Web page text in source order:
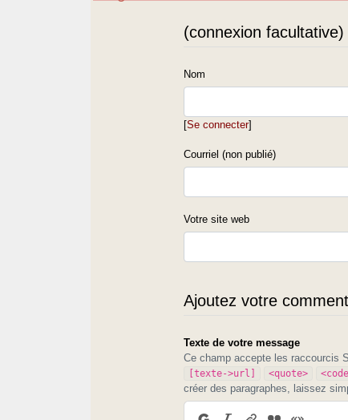
(connexion facultative)
Nom
[Se connecter]
Courriel (non publié)
Votre site web
Ajoutez votre
Texte de votre message
Ce champ accepte les raccourcis
[texte->url]
<quote>
créer des paragraphes, laissez